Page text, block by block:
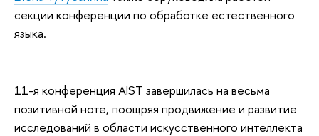
секции конференции по обработке естественного
языка.
11-я конференция AIST завершилась на весьма
позитивной ноте, поощряя продвижение и развитие
исследований в области искусственного интеллекта